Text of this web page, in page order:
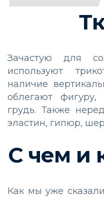
Зачастую для
используют
наличие
облегают
грудь. Также
эластин, гипюр,
С чем и
Как мы уже